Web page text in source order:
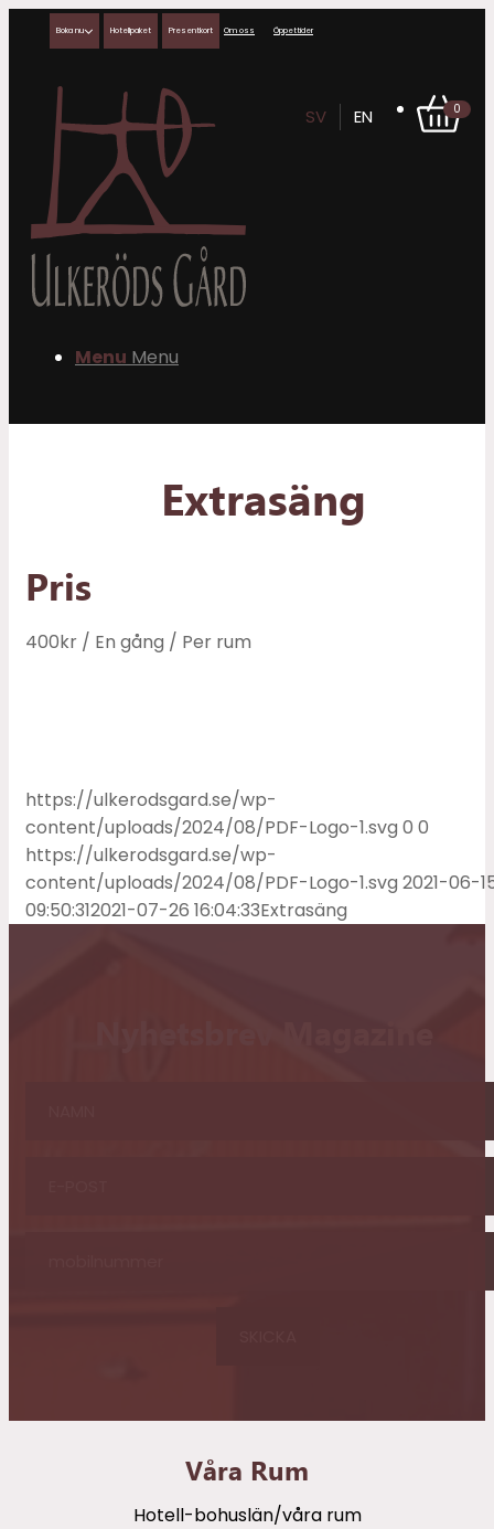
0
Boka nu Hotellpaket Presentkort Om oss Öppettider
SV EN
Menu Menu
Extrasäng
Pris
400kr / En gång / Per rum
https://ulkerodsgard.se/wp-
content/uploads/2024/08/PDF-Logo-1.svg 0 0
https://ulkerodsgard.se/wp-
content/uploads/2024/08/PDF-Logo-1.svg 2021-06-
09:50:312021-07-26 16:04:33Extrasäng
Våra Rum
Hotell-bohuslän/våra rum